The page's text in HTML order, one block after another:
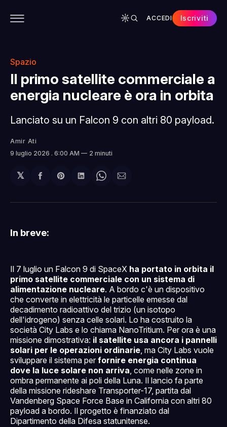
ACCEDI Iscriviti
Spazio
Il primo satellite commerciale a
energia nucleare è ora in orbita
Lanciato su un Falcon 9 con altri 80 payload.
Amir Ati
9 luglio 2026 . 6:00 AM 2 minuti
𝕏
Condividi
Facebook
Share
Pinterest
Condividi
LinkedIn
Share
WhatsApp
Condividi
email
In breve:
Il 7 luglio un Falcon 9 di SpaceX ha portato in orbita il
primo satellite commerciale con un sistema di
alimentazione nucleare. A bordo c'è un dispositivo
che converte in elettricità le particelle emesse dal
decadimento radioattivo del trizio (un isotopo
dell'idrogeno) senza celle solari. Lo ha costruito la
società City Labs e lo chiama NanoTritium. Per ora è una
missione dimostrativa: il satellite usa ancora i pannelli
solari per le operazioni ordinarie, ma City Labs vuole
sviluppare il sistema per fornire energia continua
dove la luce solare non arriva, come nelle zone in
ombra permanente ai poli della Luna. Il lancio fa parte
della missione rideshare Transporter-17, partita dal
Vandenberg Space Force Base in California con altri 80
payload a bordo. Il progetto è finanziato dal
Dipartimento della Difesa statunitense.